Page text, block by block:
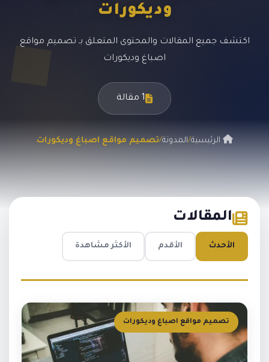
وديكورات
اكتشف جميع المقالات والمحتوى المتعلق بـ تصميم مواقع
اصباغ وديكورات
1 مقالة
الرئيسية/المدونة/تصميم مواقع اصباغ وديكورات
المقالات
الأحدث الأقدم الأكثر مشاهدة
تصميم مواقع اصباغ وديكورات